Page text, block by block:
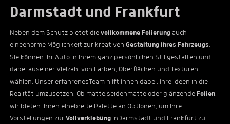
Darmstadt und Frankfurt
Neben dem Schutz bietet die vollkommene Folierung auch
eineenorme Möglichkeit zur kreativen Gestaltung Ihres Fahrzeugs.
Sie können Ihr Auto in Ihrem ganz persönlichen Stil gestalten und
dabei auseiner Vielzahl von Farben, Oberflächen und Texturen
wählen. Unser erfahrenesTeam hilft Ihnen dabei, Ihre Ideen in die
Realität umzusetzen. Ob matte,seidenmatte oder glänzende Folien,
wir bieten Ihnen einebreite Palette an Optionen, um Ihre
Vorstellungen zur Vollverklebung inDarmstadt und Frankfurt zu